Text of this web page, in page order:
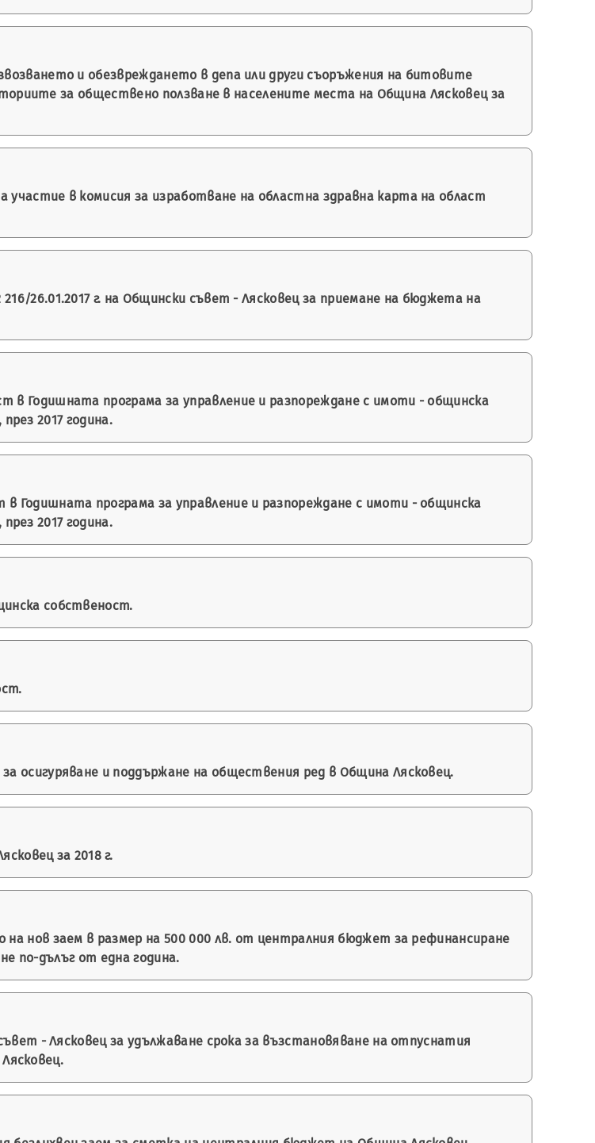
и обезвреждането в депа или други съоръжения на битовите
за обществено ползване в населените места на Община Лясковец за
в комисия за изработване на областна здравна карта на област
26.01.2017 г. на Общински съвет - Лясковец за приемане на бюджета на
в Годишната програма за управление и разпореждане с имоти - общинска
2017 година.
Годишната програма за управление и разпореждане с имоти - общинска
2017 година.
собственост.
осигуряване и поддържане на обществения ред в Община Лясковец.
за 2018 г.
на нов заем в размер на 500 000 лв. от централния бюджет за рефинансиране
по-дълъг от една година.
- Лясковец за удължаване срока за възстановяване на отпуснатия